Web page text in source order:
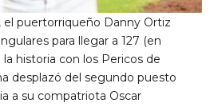
el puertorriqueño Danny Ortiz
para llegar a 127 (en
historia con los Pericos de
desplazó del segundo puesto
a su compatriota Oscar